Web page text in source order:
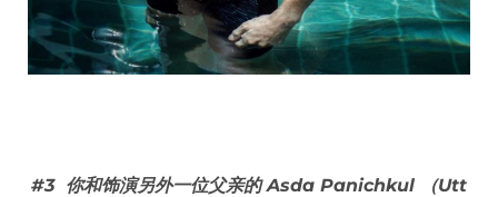
#3 你和饰演另外一位父亲的 Asda Panichkul （Utt